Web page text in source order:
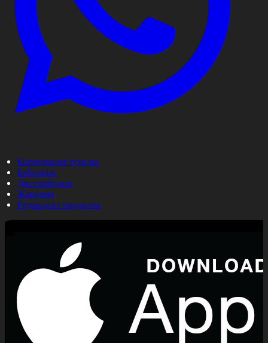
Корпорация туралы
Байланыс
Дистрибуция
Жарнама
Редакция стандарты